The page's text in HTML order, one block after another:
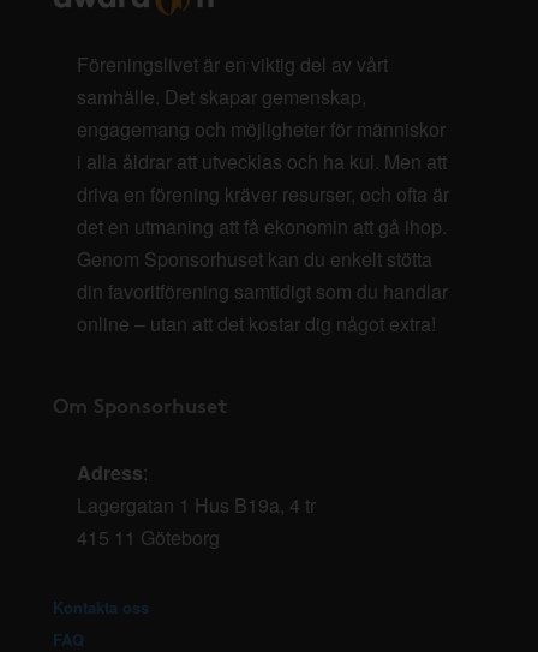
Föreningslivet är en viktig del av vårt
samhälle. Det skapar gemenskap,
engagemang och möjligheter för människor
i alla åldrar att utvecklas och ha kul. Men att
driva en förening kräver resurser, och ofta är
det en utmaning att få ekonomin att gå ihop.
Genom Sponsorhuset kan du enkelt stötta
din favoritförening samtidigt som du handlar
online – utan att det kostar dig något extra!
Om Sponsorhuset
Adress:
Lagergatan 1 Hus B19a, 4 tr
415 11 Göteborg
Kontakta oss
FAQ